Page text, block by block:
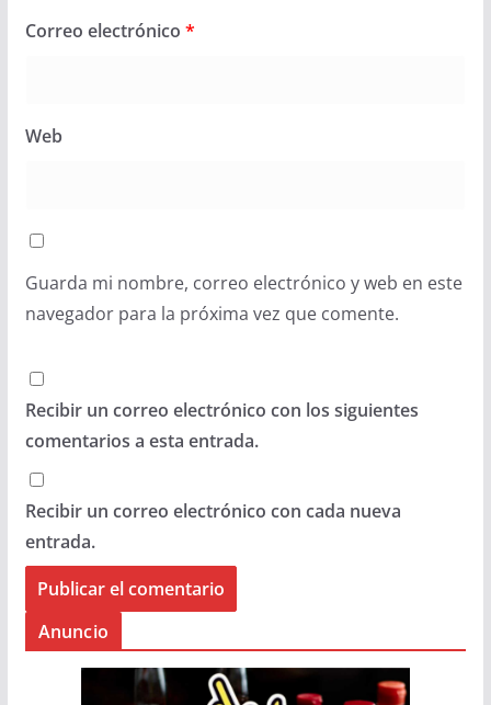
Correo electrónico *
Web
Guarda mi nombre, correo electrónico y web en este
navegador para la próxima vez que comente.
Recibir un correo electrónico con los siguientes
comentarios a esta entrada.
Recibir un correo electrónico con cada nueva
entrada.
Anuncio